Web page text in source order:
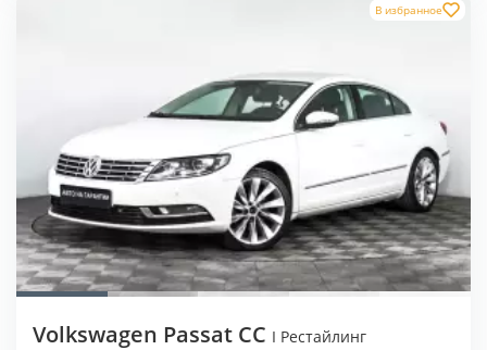
В избранное
Volkswagen Passat CC I Рестайлинг